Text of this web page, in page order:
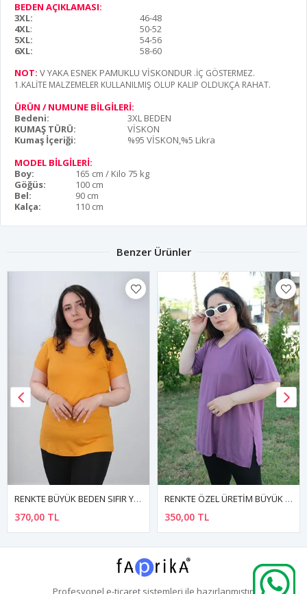
BEDEN AÇIKLAMASI:
3XL:
46-48
4XL:
50-52
5XL:
54-56
6XL:
58-60
NOT: V YAKA ESNEK PAMUKLU VİSKONDUR .İÇ GÖSTERMEZ.
1.KALİTE MALZEMELER KULLANILMIŞ OLUP KALIP OLDUKÇA RAHAT.
ÜRÜN / NUMUNE BİLGİLERİ:
Bedeni:
3XL BEDEN
KUMAŞ TÜRÜ:
VİSKON
Kumaş İçeriği:
%95 VİSKON,%5 Likra
MODEL BİLGİLERİ:
Boy:
165 cm / Kilo 75 kg
Göğüs:
100 cm
Bel:
90 cm
Kalça:
110 cm
Benzer Ürünler
RENKTE BÜYÜK BEDEN SIFIR YAKA KISA KOL HARDAL BASİC TSHİRT
370,00 TL
RENKTE ÖZEL ÜRETİM BÜYÜK BEDEN LİLA BASİC T-SHİRT
350,00 TL
Profesyonel e-ticaretsistemleri ile hazırlanmıştır.